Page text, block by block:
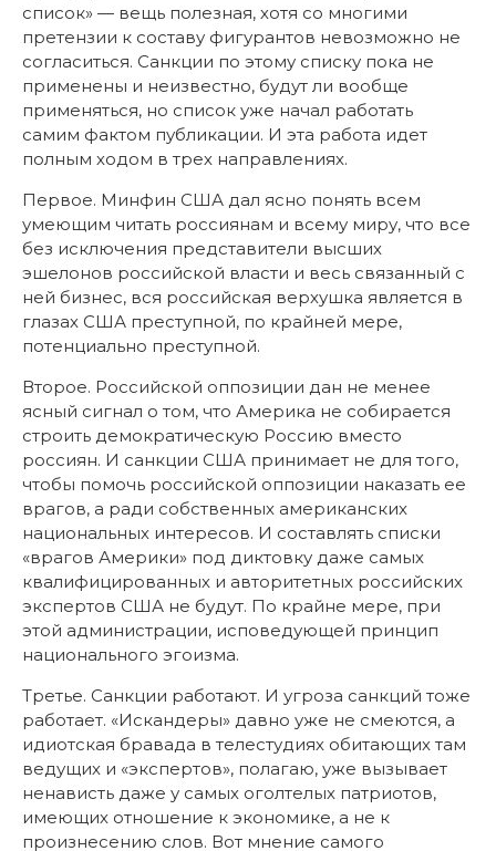
список» — вещь полезная, хотя со многими
претензии к составу фигурантов невозможно не
согласиться. Санкции по этому списку пока не
применены и неизвестно, будут ли вообще
применяться, но список уже начал работать
самим фактом публикации. И эта работа идет
полным ходом в трех направлениях.
Первое. Минфин США дал ясно понять всем
умеющим читать россиянам и всему миру, что все
без исключения представители высших
эшелонов российской власти и весь связанный с
ней бизнес, вся российская верхушка является в
глазах США преступной, по крайней мере,
потенциально преступной.
Второе. Российской оппозиции дан не менее
ясный сигнал о том, что Америка не собирается
строить демократическую Россию вместо
россиян. И санкции США принимает не для того,
чтобы помочь российской оппозиции наказать ее
врагов, а ради собственных американских
национальных интересов. И составлять списки
«врагов Америки» под диктовку даже самых
квалифицированных и авторитетных российских
экспертов США не будут. По крайне мере, при
этой администрации, исповедующей принцип
национального эгоизма.
Третье. Санкции работают. И угроза санкций тоже
работает. «Искандеры» давно уже не смеются, а
идиотская бравада в телестудиях обитающих там
ведущих и «экспертов», полагаю, уже вызывает
ненависть даже у самых оголтелых патриотов,
имеющих отношение к экономике, а не к
произнесению слов. Вот мнение самого